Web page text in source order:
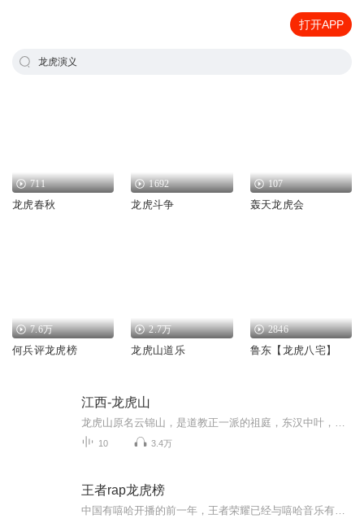
打开APP
龙虎演义
711
龙虎春秋
1692
龙虎斗争
107
轰天龙虎会
7.6万
何兵评龙虎榜
2.7万
龙虎山道乐
2846
鲁东【龙虎八宅】
江西-龙虎山
10 3.4万
王者rap龙虎榜